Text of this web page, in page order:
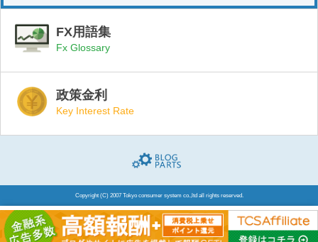
FX用語集
Fx Glossary
政策金利
Key Interest Rate
Copyright (C) 2007 Tokyo consumer system co.,ltd all rights reserved.